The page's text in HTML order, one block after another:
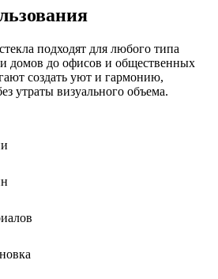
подходят для любого типа
домов до офисов и общественных
создать уют и гармонию,
утраты визуального объема.